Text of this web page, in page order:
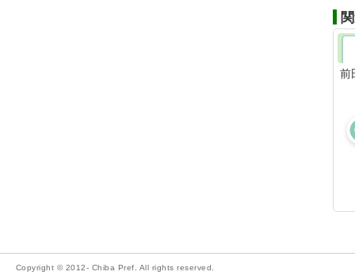
前
Copyright © 2012- Chiba Pref. All rights reserved.